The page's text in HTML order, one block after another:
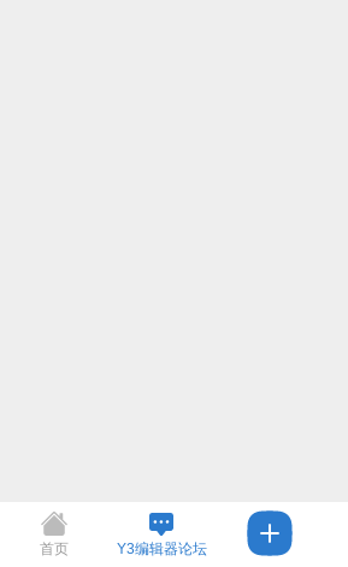
首页 Y3编辑器论坛